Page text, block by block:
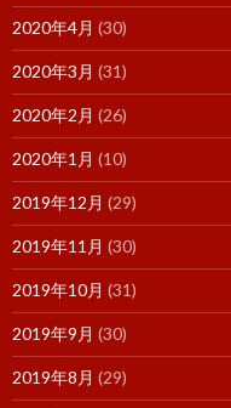
2020年4月 (30)
2020年3月 (31)
2020年2月 (26)
2020年1月 (10)
2019年12月 (29)
2019年11月 (30)
2019年10月 (31)
2019年9月 (30)
2019年8月 (29)